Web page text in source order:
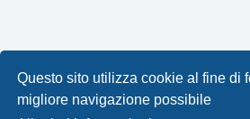
Questo sito utilizza cookie al fine di
migliore navigazione possibile